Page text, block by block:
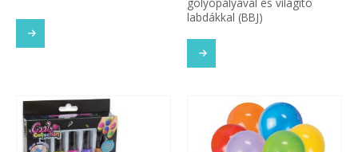
labdákkal (BBJ)